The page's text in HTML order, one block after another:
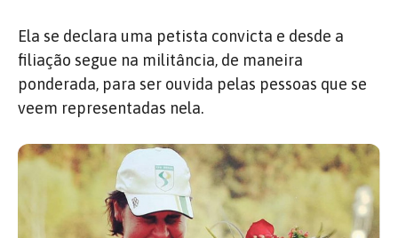
Ela se declara uma petista convicta e desde a
filiação segue na militância, de maneira
ponderada, para ser ouvida pelas pessoas que se
veem representadas nela.